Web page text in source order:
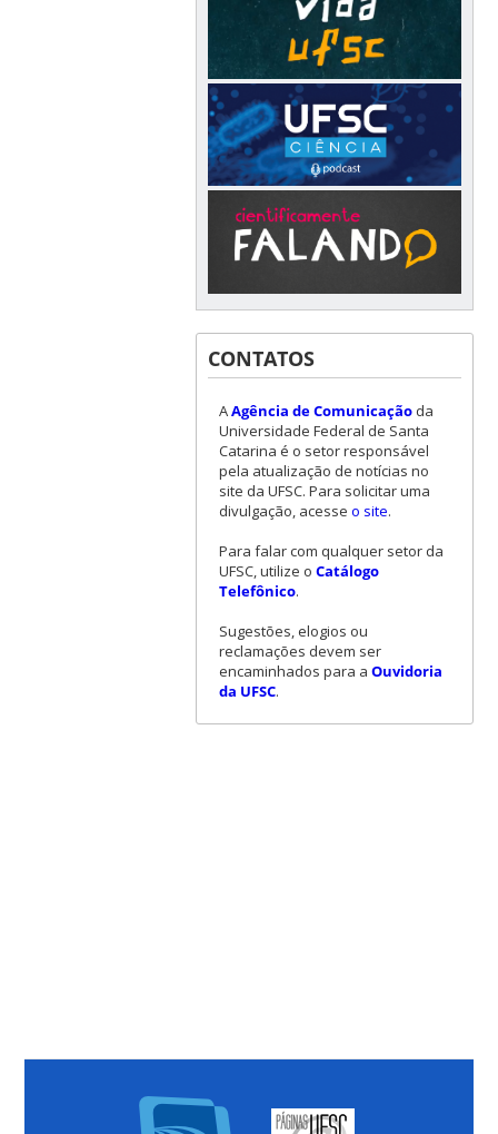
CONTATOS
AAgência de Comunicaçãoda
Universidade Federal de Santa
Catarina é o setor responsável
pela atualização de notícias no
site da UFSC. Para solicitar uma
divulgação, acesse o site.
Para falar com qualquer setor da
UFSC, utilize o Catálogo
Telefônico.
Sugestões, elogios ou
reclamações devem ser
encaminhados para a Ouvidoria
da UFSC.